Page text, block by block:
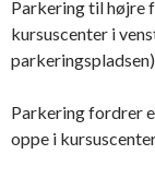
Parkering til højre
kursuscenter i
Parkering fordrer
oppe i